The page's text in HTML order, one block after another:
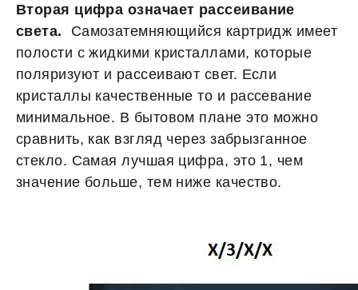
Вторая цифра означает рассеивание
света.
Самозатемняющийся картридж имеет
полости с жидкими кристаллами, которые
поляризуют и рассеивают свет. Если
кристаллы качественные то и рассевание
минимальное. В бытовом плане это можно
сравнить, как взгляд через забрызганное
стекло. Самая лучшая цифра, это 1, чем
значение больше, тем ниже качество.